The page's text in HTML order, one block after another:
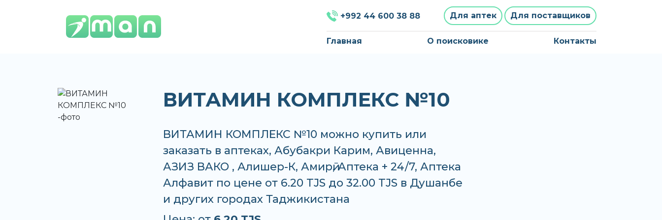
+992 44 600 38 88 Для аптек Для поставщиков
Главная О поисковике Контакты
ВИТАМИН КОМПЛЕКС №10
ВИТАМИН КОМПЛЕКС №10 можно купить или
заказать в аптеках, Абубакри Карим, Авиценна,
АЗИЗ ВАКО , Алишер-К, Амирӣ, Аптека + 24/7, Аптека
Алфавит по цене от 6.20 TJS до 32.00 TJS в Душанбе
и других городах Таджикистана